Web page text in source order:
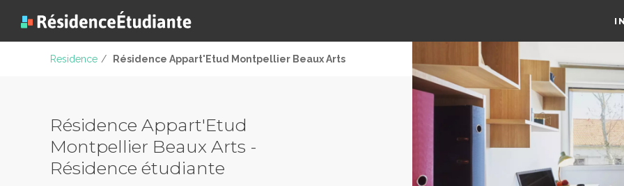
Residence / Résidence Appart'Etud Montpellier Beaux Arts
Résidence Appart'Etud
Montpellier Beaux Arts -
Résidence étudiante